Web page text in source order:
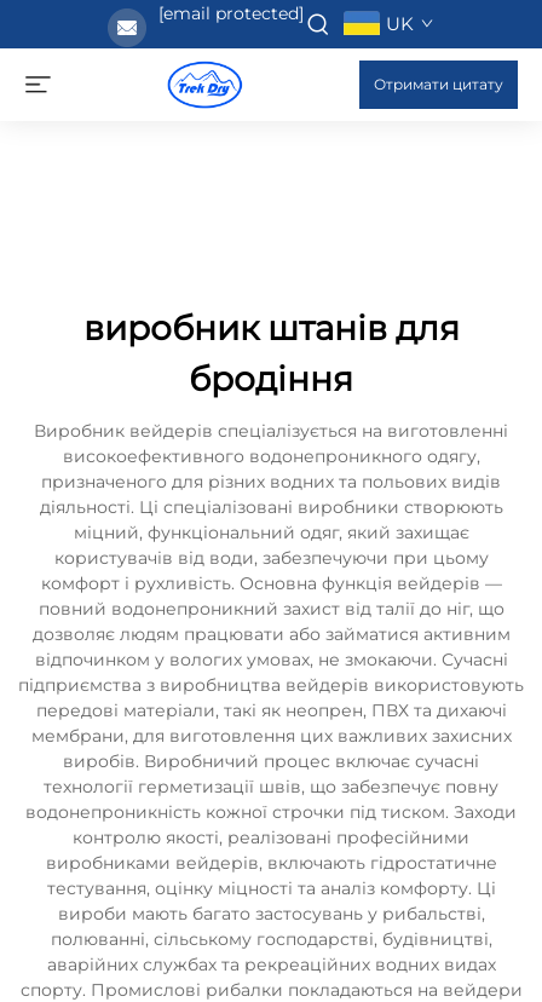
[email protected] UK
Отримати цитату
виробник штанів для
бродіння
Виробник вейдерів спеціалізується на виготовленні
високоефективного водонепроникного одягу,
призначеного для різних водних та польових видів
діяльності. Ці спеціалізовані виробники створюють
міцний, функціональний одяг, який захищає
користувачів від води, забезпечуючи при цьому
комфорт і рухливість. Основна функція вейдерів —
повний водонепроникний захист від талії до ніг, що
дозволяє людям працювати або займатися активним
відпочинком у вологих умовах, не змокаючи. Сучасні
підприємства з виробництва вейдерів використовують
передові матеріали, такі як неопрен, ПВХ та дихаючі
мембрани, для виготовлення цих важливих захисних
виробів. Виробничий процес включає сучасні
технології герметизації швів, що забезпечує повну
водонепроникність кожної строчки під тиском. Заходи
контролю якості, реалізовані професійними
виробниками вейдерів, включають гідростатичне
тестування, оцінку міцності та аналіз комфорту. Ці
вироби мають багато застосувань у рибальстві,
полюванні, сільському господарстві, будівництві,
аварійних службах та рекреаційних водних видах
спорту. Промислові рибалки покладаються на вейдери